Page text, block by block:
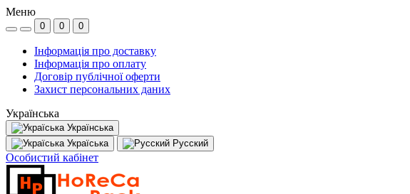
Меню
0 0 0
Інформація про доставку
Інформація про оплату
Договір публічної оферти
Захист персональних даних
Українська
Українська
Україська
Русский
Особистий кабінет